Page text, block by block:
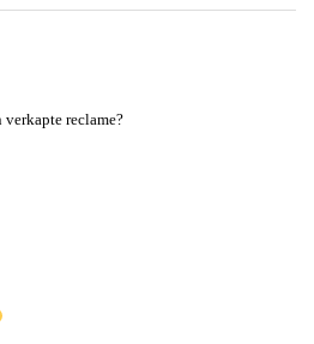
reclame?